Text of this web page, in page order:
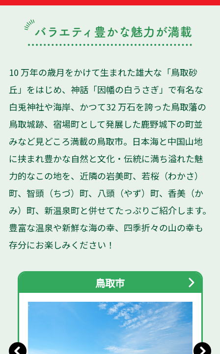
バラエティ豊かな魅力が満載
10 万年の歳月をかけて生まれた雄大な「鳥取砂
丘」をはじめ、神話「因幡の白うさぎ」で有名な
白兎神社や海岸、かつて32 万石を誇った鳥取藩の
鳥取城跡、宿場町として発展した鹿野城下の町並
みなど見どころ満載の鳥取市。日本海と中国山地
に挟まれ豊かな自然と文化・伝統に満ち溢れた魅
力的なこの地を、近隣の岩美町、若桜（わかさ）
町、智頭（ちづ）町、八頭（やず）町、香美（か
み）町、新温泉町と併せてたっぷりご紹介します。
豊富な温泉や新鮮な海の幸、四季折々の山の幸も
存分にお楽しみください！
鳥取市